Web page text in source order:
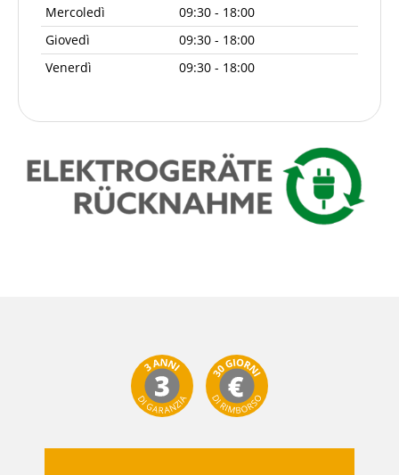
Mercoledì
09:30 - 18:00
Giovedì
09:30 - 18:00
Venerdì
09:30 - 18:00